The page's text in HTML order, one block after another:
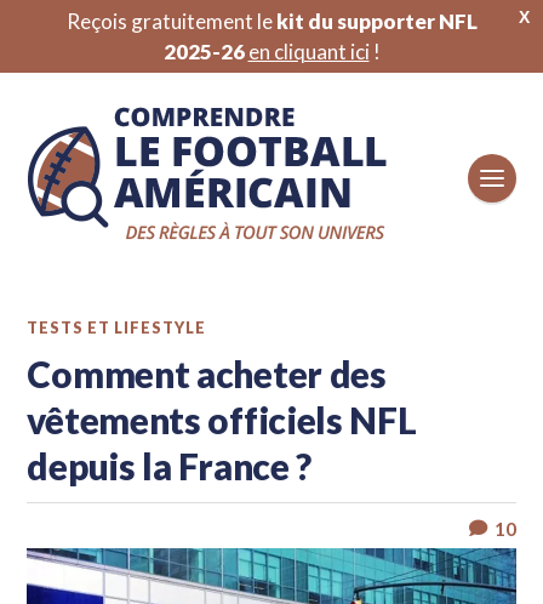
X
Reçois gratuitement lekit du supporter NFL
2025-26 en cliquant ici !
TESTS ET LIFESTYLE
Comment acheter des
vêtements officiels NFL
depuis la France ?
10